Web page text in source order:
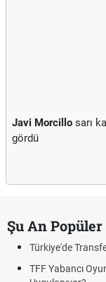
Javi Morcillo sarı
gördü
Şu An
Türkiye'de
TFF Yabancı